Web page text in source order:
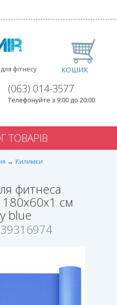
фітнесу
(063) 014-3577
Телефонуйте з 9:00 до 20:00
КОШИК
ТОВАРІВ
Килимки
фитнеса
180x60x1 см
blue